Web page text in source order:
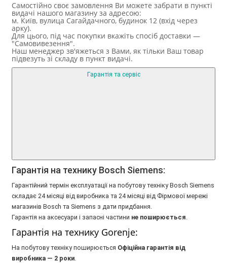
Самостійно своє замовлення Ви можете забрати в пункті
видачі нашого магазину за адресою:
м. Київ, вулица Сагайдачного, будинок 12 (вхід через
арку).
Для цього, під час покупки вкажіть спосіб доставки —
"Самовивезення".
Наш менеджер зв'яжеться з Вами, як тільки Ваш товар
підвезуть зі складу в пункт видачі.
Гарантія та сервіс
Гарантія на технику Bosch Siemens:
Гарантійний термін експлуатації на побутову техніку Bosch Siemens
складає 24 місяці від виробника та 24 місяці від Фірмової мережі
магазинів Bosch та Siemens з дати придбання.
Гарантія на аксесуари і запасні частини не поширюється.
Гарантія на технику Gorenje:
На побутову техніку поширюється Oфіційна гарантія від
виробника — 2 роки.